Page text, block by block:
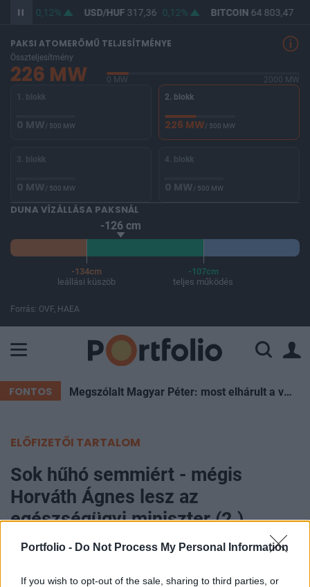
Portfolio - Do Not Process My Personal Information
If you wish to opt-out of the sale, sharing to third parties, or
0,12% USD/HUF317,36 0,12% BITCOIN64 803,47
PAKSI ATOMERŐMŰ TELJESÍTMÉNYE
Összteljesítmény
226 MW 0 MW
2000 MW
1. blokk
0 MW/ 500 MW
2. blokk
226 MW/ 500 MW
3. blokk
0 MW/ 500 MW
4. blokk
0 MW/ 500 MW
DUNA VÍZÁLLÁSA PAKSNÁL
-126 cm
-134cm
leállási küszöb
-107cm
teljes működés
Forrás: OVF, HAEA
FONTOS Megszólalt Magyar Péter: most elhárult a veszély, de Pakson újra pattanásig feszülhet a helyzet
ELŐFIZETŐI TARTALOM
Sok hűhó semmiért - mégis
Horváth Ágnes lesz az
egészségügyi miniszter (2.)
Portfolio